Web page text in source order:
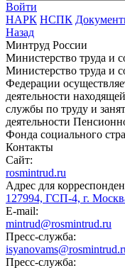
Войти
НАРК НСПК
Назад
Минтруд России
Министерство труда и
Министерство труда и
Федерации
деятельности
службы по труду и
деятельности
Фонда социального
Контакты
Сайт:
rosmintrud.ru
Адрес для
127994, ГСП-4, г.
E-mail:
mintrud@rosmintrud.ru
Пресс-служба:
Пресс-служба: